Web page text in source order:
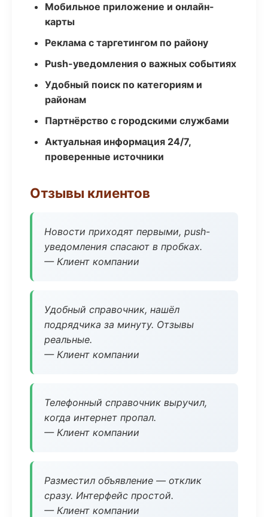
Мобильное приложение и онлайн-
карты
Реклама с таргетингом по району
Push-уведомления о важных событиях
Удобный поиск по категориям и
районам
Партнёрство с городскими службами
Актуальная информация 24/7,
проверенные источники
Отзывы клиентов
Новости приходят первыми, push-
уведомления спасают в пробках.
— Клиент компании
Удобный справочник, нашёл
подрядчика за минуту. Отзывы
реальные.
— Клиент компании
Телефонный справочник выручил,
когда интернет пропал.
— Клиент компании
Разместил объявление — отклик
сразу. Интерфейс простой.
— Клиент компании